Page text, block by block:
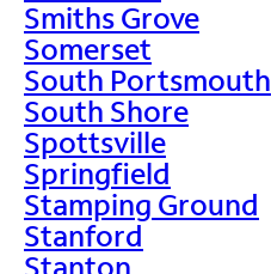
Smiths Grove
Somerset
South Portsmouth
South Shore
Spottsville
Springfield
Stamping Ground
Stanford
Stanton